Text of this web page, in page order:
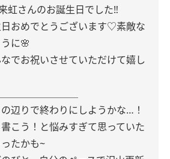
虹さんのお誕生日でした‼︎
おめでとうございます♡素敵な
に🌸
でお祝いさせていただけて嬉し
辺りで終わりにしようかな…！
こう！と悩みすぎて思っていた
たかも~